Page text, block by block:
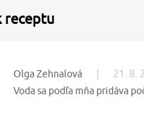
receptu
Olga Zehnalová 21. 8.
Voda sa podľa mňa pridáva